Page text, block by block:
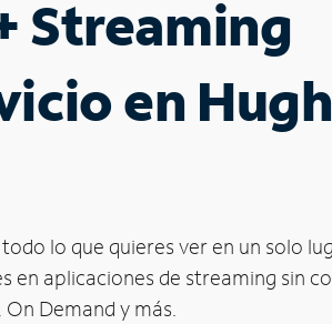
Streaming
en
lo que quieres ver en un solo
en aplicaciones de streaming sin
On Demand y más.